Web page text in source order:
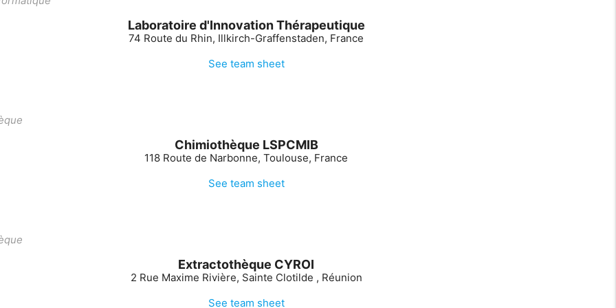
Laboratoire d'Innovation Thérapeutique
74 Route du Rhin, Illkirch-Graffenstaden, France
See team sheet
Chimiothèque LSPCMIB
118 Route de Narbonne, Toulouse, France
See team sheet
Extractothèque CYROI
2 Rue Maxime Rivière, Sainte Clotilde , Réunion
See team sheet